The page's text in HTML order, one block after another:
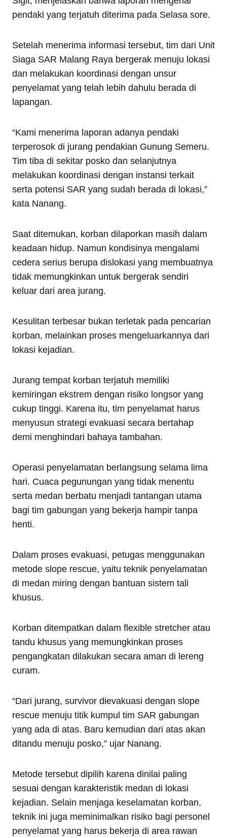
pendaki yang terjatuh diterima pada Selasa sore.
Setelah menerima informasi tersebut, tim dari Unit
Siaga SAR Malang Raya bergerak menuju lokasi
dan melakukan koordinasi dengan unsur
penyelamat yang telah lebih dahulu berada di
lapangan.
“Kami menerima laporan adanya pendaki
terperosok di jurang pendakian Gunung Semeru.
Tim tiba di sekitar posko dan selanjutnya
melakukan koordinasi dengan instansi terkait
serta potensi SAR yang sudah berada di lokasi,”
kata Nanang.
Saat ditemukan, korban dilaporkan masih dalam
keadaan hidup. Namun kondisinya mengalami
cedera serius berupa dislokasi yang membuatnya
tidak memungkinkan untuk bergerak sendiri
keluar dari area jurang.
Kesulitan terbesar bukan terletak pada pencarian
korban, melainkan proses mengeluarkannya dari
lokasi kejadian.
Jurang tempat korban terjatuh memiliki
kemiringan ekstrem dengan risiko longsor yang
cukup tinggi. Karena itu, tim penyelamat harus
menyusun strategi evakuasi secara bertahap
demi menghindari bahaya tambahan.
Operasi penyelamatan berlangsung selama lima
hari. Cuaca pegunungan yang tidak menentu
serta medan berbatu menjadi tantangan utama
bagi tim gabungan yang bekerja hampir tanpa
henti.
Dalam proses evakuasi, petugas menggunakan
metode slope rescue, yaitu teknik penyelamatan
di medan miring dengan bantuan sistem tali
khusus.
Korban ditempatkan dalam flexible stretcher atau
tandu khusus yang memungkinkan proses
pengangkatan dilakukan secara aman di lereng
curam.
“Dari jurang, survivor dievakuasi dengan slope
rescue menuju titik kumpul tim SAR gabungan
yang ada di atas. Baru kemudian dari atas akan
ditandu menuju posko,” ujar Nanang.
Metode tersebut dipilih karena dinilai paling
sesuai dengan karakteristik medan di lokasi
kejadian. Selain menjaga keselamatan korban,
teknik ini juga meminimalkan risiko bagi personel
penyelamat yang harus bekerja di area rawan